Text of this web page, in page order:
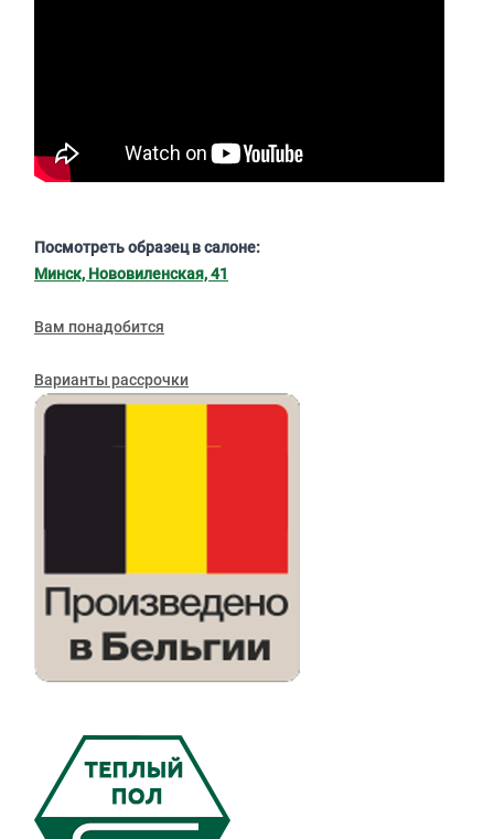
Посмотреть образец в салоне:
Минск, Нововиленская, 41
Вам понадобится
Варианты рассрочки